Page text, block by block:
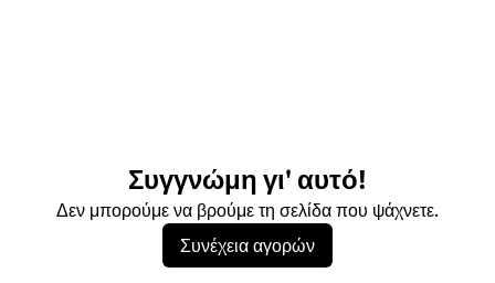
Συγγνώμη γι' αυτό!
Δεν μπορούμε να βρούμε τη σελίδα που ψάχνετε.
Συνέχεια αγορών